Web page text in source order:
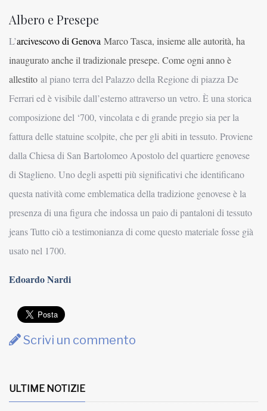
Albero e Presepe
L’arcivescovo di Genova Marco Tasca, insieme alle autorità, ha
inaugurato anche il tradizionale presepe. Come ogni anno è
allestito al piano terra del Palazzo della Regione di piazza De
Ferrari ed è visibile dall’esterno attraverso un vetro. È una storica
composizione del ‘700, vincolata e di grande pregio sia per la
fattura delle statuine scolpite, che per gli abiti in tessuto. Proviene
dalla Chiesa di San Bartolomeo Apostolo del quartiere genovese
di Staglieno. Uno degli aspetti più significativi che identificano
questa natività come emblematica della tradizione genovese è la
presenza di una figura che indossa un paio di pantaloni di tessuto
jeans Tutto ciò a testimonianza di come questo materiale fosse già
usato nel 1700.
Edoardo Nardi
Scrivi un commento
ULTIME NOTIZIE